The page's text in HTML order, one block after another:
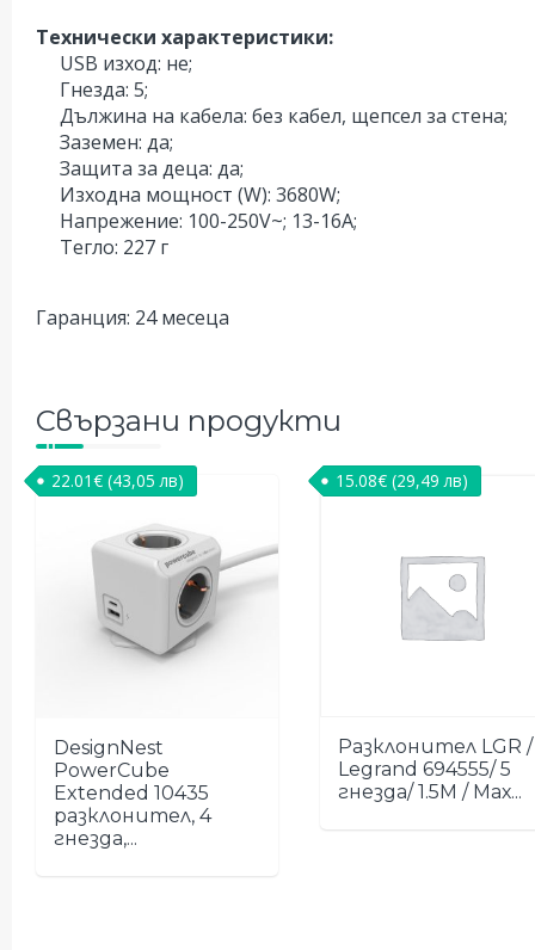
Технически характеристики:
USB изход: не;
Гнезда: 5;
Дължина на кабела: без кабел, щепсел за стена;
Заземен: да;
Защита за деца: да;
Изходна мощност (W): 3680W;
Напрежение: 100-250V~; 13-16A;
Тегло: 227 г
Гаранция: 24 месеца
Свързани продукти
DesignNest
PowerCube
Extended 10435
разклонител, 4
гнезда,...
22.01€ (43,05 лв)
Разклонител LGR /
Legrand 694555/ 5
гнезда/ 1.5М / Мах...
15.08€ (29,49 лв)